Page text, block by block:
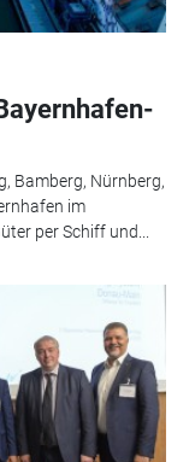
Bamberg, Nürnberg,
im
per Schiff und...